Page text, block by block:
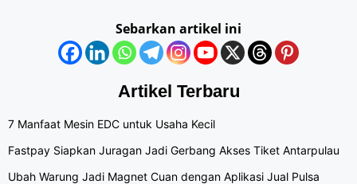
Sebarkan artikel ini
Artikel Terbaru
7 Manfaat Mesin EDC untuk Usaha Kecil
Fastpay Siapkan Juragan Jadi Gerbang Akses Tiket Antarpulau
Ubah Warung Jadi Magnet Cuan dengan Aplikasi Jual Pulsa